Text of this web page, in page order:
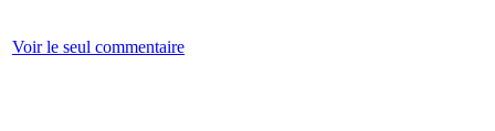
Voir le seul commentaire